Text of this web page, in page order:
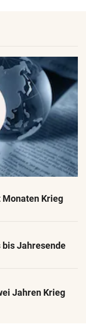
Monaten Krieg
Jahresende
Jahren Krieg